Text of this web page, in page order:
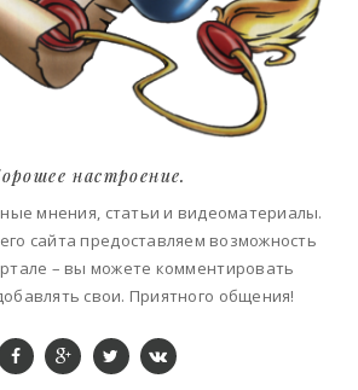
настроение.
мнения, статьи и видеоматериалы.
сайта предоставляем возможность
– вы можете комментировать
свои. Приятного общения!